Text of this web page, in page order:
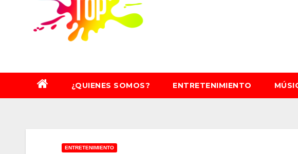
¿QUIENES SOMOS? ENTRETENIMIENTO
ENTRETENIMIENTO